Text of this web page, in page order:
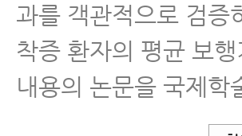
과를 객관적으로 검증
착증 환자의 평균 보
내용의 논문을 국제학